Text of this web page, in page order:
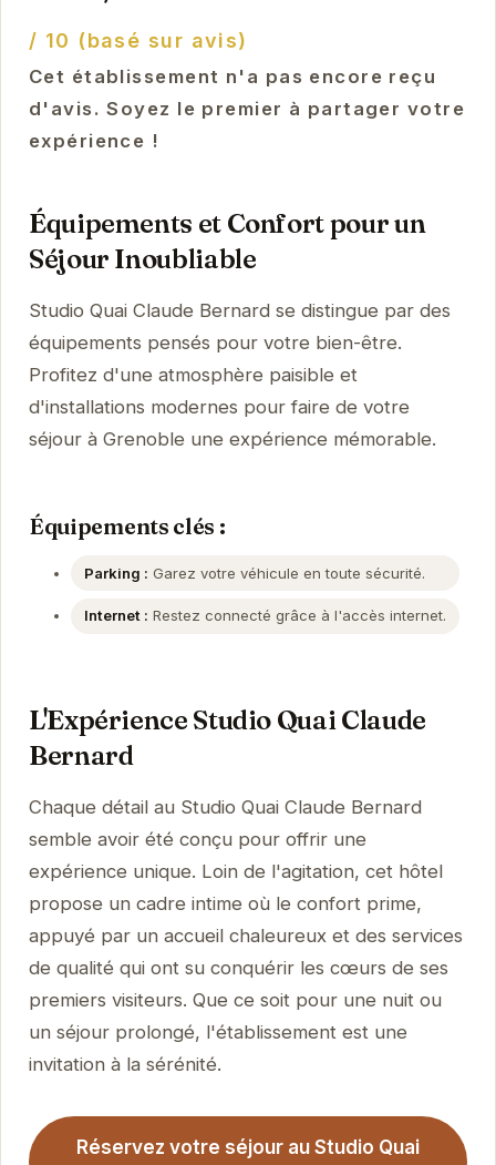
/ 10 (basé sur avis)
Cet établissement n'a pas encore reçu
d'avis. Soyez le premier à partager votre
expérience !
Équipements et Confort pour un
Séjour Inoubliable
Studio Quai Claude Bernard se distingue par des
équipements pensés pour votre bien-être.
Profitez d'une atmosphère paisible et
d'installations modernes pour faire de votre
séjour à Grenoble une expérience mémorable.
Équipements clés :
Parking : Garez votre véhicule en toute sécurité.
Internet : Restez connecté grâce à l'accès internet.
L'Expérience Studio Quai Claude
Bernard
Chaque détail au Studio Quai Claude Bernard
semble avoir été conçu pour offrir une
expérience unique. Loin de l'agitation, cet hôtel
propose un cadre intime où le confort prime,
appuyé par un accueil chaleureux et des services
de qualité qui ont su conquérir les cœurs de ses
premiers visiteurs. Que ce soit pour une nuit ou
un séjour prolongé, l'établissement est une
invitation à la sérénité.
Réservez votre séjour au Studio Quai